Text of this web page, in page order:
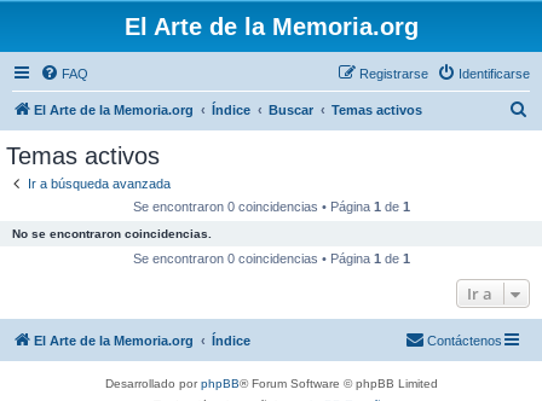
El Arte de la Memoria.org
FAQ Identificarse
Registrarse
El Arte de la Memoria.org Índice Buscar Temas activos
Temas activos
Ir a búsqueda avanzada
Se encontraron 0 coincidencias • Página 1 de 1
No se encontraron coincidencias.
Se encontraron 0 coincidencias • Página 1 de 1
Ir a
El Arte de la Memoria.org Índice Contáctenos
Desarrollado porphpBB® Forum Software © phpBB Limited